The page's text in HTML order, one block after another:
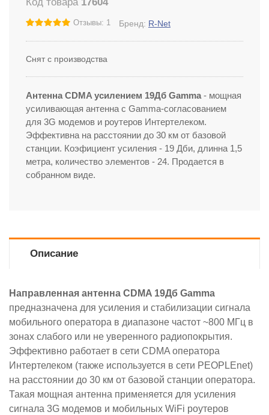
Отзывы: 1 Бренд: R-Net
Снят с производства
Антенна CDMA усилением 19Дб Gamma - мощная
усиливающая антенна c Gamma-согласованием
для 3G модемов и роутеров Интертелеком.
Эффективна на расстоянии до 30 км от базовой
станции. Коэфициент усиления - 19 Дби, длинна 1,5
метра, количество элементов - 24. Продается в
собранном виде.
Описание
Направленная антенна CDMA 19Дб Gamma
предназначена для усиления и стабилизации сигнала
мобильного оператора в диапазоне частот ~800 МГц в
зонах слабого или не уверенного радиопокрытия.
Эффективно работает в сети CDMA оператора
Интертелеком (также используется в сети PEOPLEnet)
на расстоянии до 30 км от базовой станции оператора.
Такая мощная антенна применяется для усиления
сигнала 3G модемов и мобильных WiFi роутеров